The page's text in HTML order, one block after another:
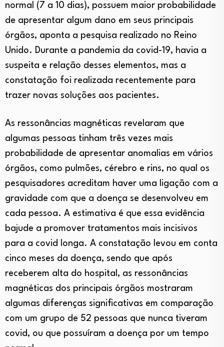
normal (7 a 10 dias), possuem maior probabilidade
de apresentar algum dano em seus principais
órgãos, aponta a pesquisa realizado no Reino
Unido. Durante a pandemia da covid-19, havia a
suspeita e relação desses elementos, mas a
constatação foi realizada recentemente para
trazer novas soluções aos pacientes.
As ressonâncias magnéticas revelaram que
algumas pessoas tinham três vezes mais
probabilidade de apresentar anomalias em vários
órgãos, como pulmões, cérebro e rins, no qual os
pesquisadores acreditam haver uma ligação com a
gravidade com que a doença se desenvolveu em
cada pessoa. A estimativa é que essa evidência
bajude a promover tratamentos mais incisivos
para a covid longa. A constatação levou em conta
cinco meses da doença, sendo que após
receberem alta do hospital, as ressonâncias
magnéticas dos principais órgãos mostraram
algumas diferenças significativas em comparação
com um grupo de 52 pessoas que nunca tiveram
covid, ou que possuíram a doença por um tempo